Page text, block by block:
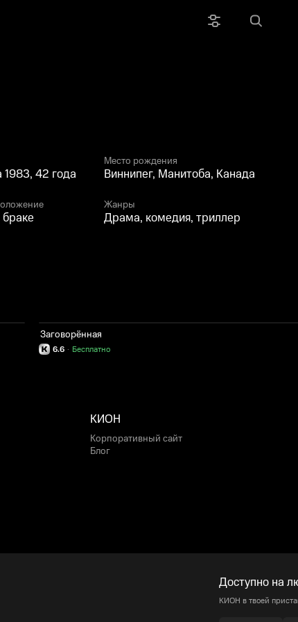
1983, 42 года
Место рождения
Виннипег, Манитоба, Канада
Жанры
Драма, комедия, триллер
Заговорённая
6.6 Бесплатно
·
КИОН
Корпоративный сайт
Блог
Доступно на
КИОН в твоей